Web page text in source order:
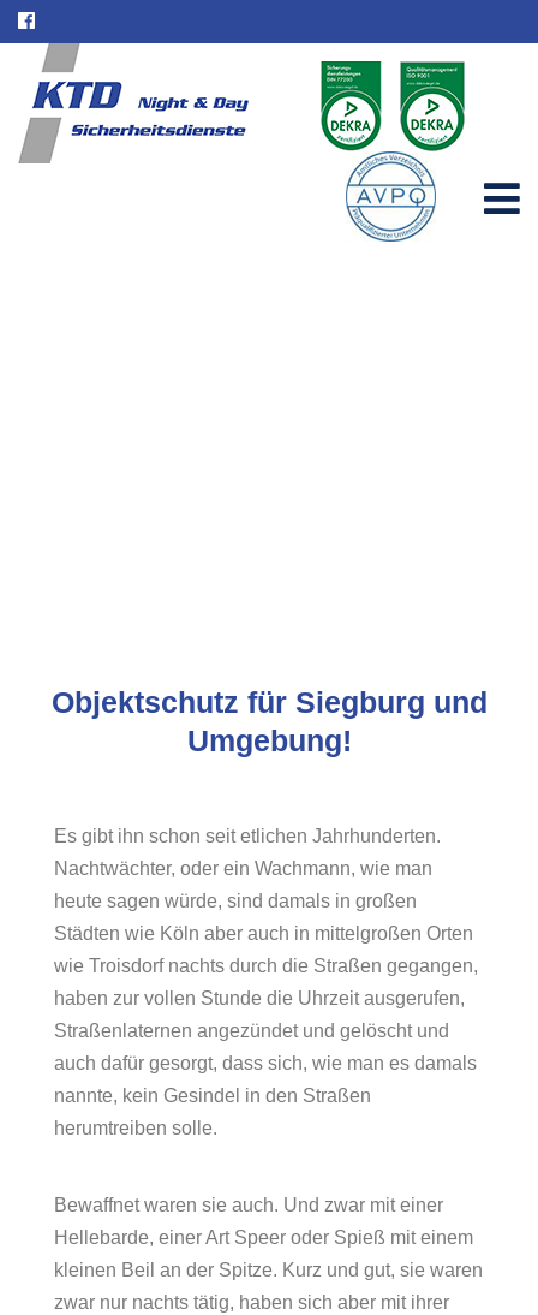
Objektschutz für Siegburg und
Umgebung!
Es gibt ihn schon seit etlichen Jahrhunderten.
Nachtwächter, oder ein Wachmann, wie man
heute sagen würde, sind damals in großen
Städten wie Köln aber auch in mittelgroßen Orten
wie Troisdorf nachts durch die Straßen gegangen,
haben zur vollen Stunde die Uhrzeit ausgerufen,
Straßenlaternen angezündet und gelöscht und
auch dafür gesorgt, dass sich, wie man es damals
nannte, kein Gesindel in den Straßen
herumtreiben solle.
Bewaffnet waren sie auch. Und zwar mit einer
Hellebarde, einer Art Speer oder Spieß mit einem
kleinen Beil an der Spitze. Kurz und gut, sie waren
zwar nur nachts tätig, haben sich aber mit ihrer